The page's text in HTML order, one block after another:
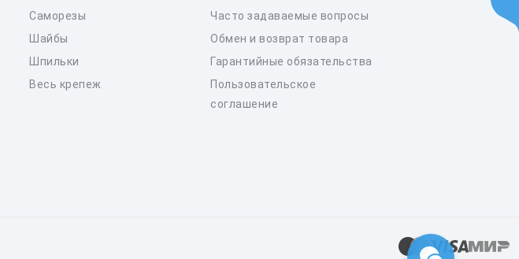
Саморезы
Шайбы
Шпильки
Весь крепеж
Часто задаваемые вопросы
Обмен и возврат товара
Гарантийные обязательства
Пользовательское
соглашение